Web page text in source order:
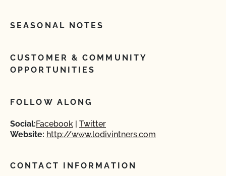
SEASONAL NOTES
CUSTOMER & COMMUNITY
OPPORTUNITIES
FOLLOW ALONG
Social:Facebook
Twitter
Website: http://www.lodivintners.com
CONTACT INFORMATION